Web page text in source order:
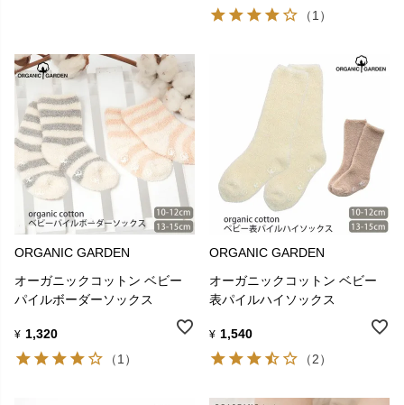
（1）
ORGANIC GARDEN
オーガニックコットン ベビー
パイルボーダーソックス
¥ 1,320
（1）
ORGANIC GARDEN
オーガニックコットン ベビー
表パイルハイソックス
¥ 1,540
（2）